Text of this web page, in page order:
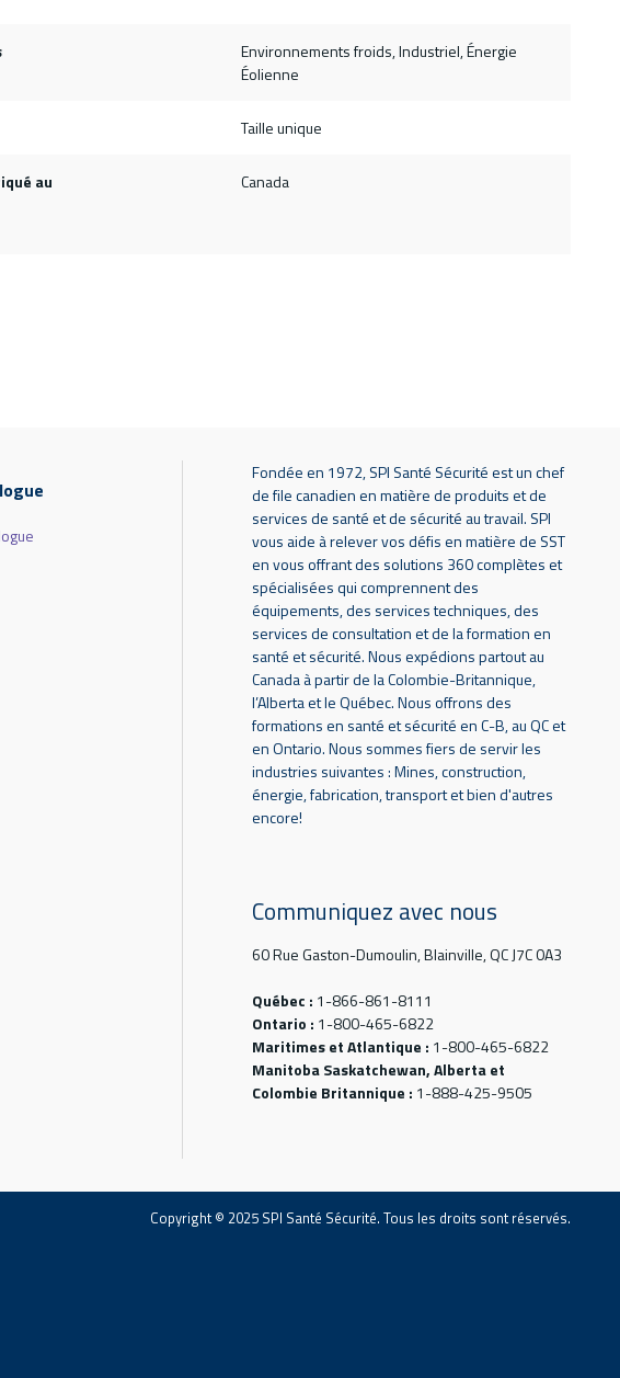
Environnements froids, Industriel, Énergie
Éolienne
Taille unique
au Canada
Fondée en 1972, SPI Santé Sécurité est un chef
de file canadien en matière de produits et de
services de santé et de sécurité au travail. SPI
vous aide à relever vos défis en matière de SST
en vous offrant des solutions 360 complètes et
spécialisées qui comprennent des
équipements, des services techniques, des
services de consultation et de la formation en
santé et sécurité. Nous expédions partout au
Canada à partir de la Colombie-Britannique,
l’Alberta et le Québec. Nous offrons des
formations en santé et sécurité en C-B, au QC et
en Ontario. Nous sommes fiers de servir les
industries suivantes : Mines, construction,
énergie, fabrication, transport et bien d'autres
encore!
Communiquez avec nous
60 Rue Gaston-Dumoulin, Blainville, QC J7C 0A3
Québec : 1-866-861-8111
Ontario : 1-800-465-6822
Maritimes et Atlantique : 1-800-465-6822
Manitoba Saskatchewan, Alberta et
Colombie Britannique : 1-888-425-9505
Copyright © 2025 SPI Santé Sécurité. Tous les droits sont réservés.